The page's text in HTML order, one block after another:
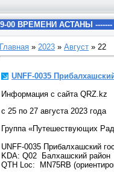
Главная » 2023 » Август » 22
UNFF-0035
Информация с сайта QRZ.kz
с 25 по 27 августа 2023 года
Группа «Путешествующих
UNFF-0035 Прибалхашский
KDA: Q02 Балхашский район
QTH Loc: MN75RB